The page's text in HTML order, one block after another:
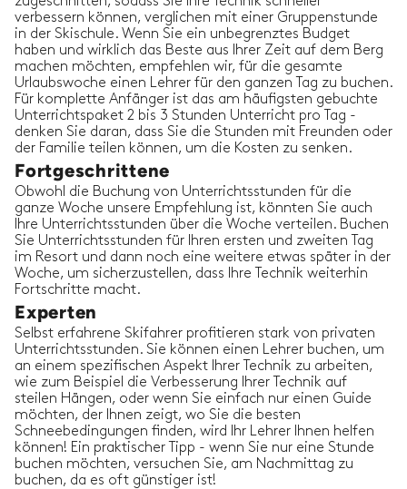
verbessern können, verglichen mit einer Gruppenstunde
in der Skischule. Wenn Sie ein unbegrenztes Budget
haben und wirklich das Beste aus Ihrer Zeit auf dem Berg
machen möchten, empfehlen wir, für die gesamte
Urlaubswoche einen Lehrer für den ganzen Tag zu buchen.
Für komplette Anfänger ist das am häufigsten gebuchte
Unterrichtspaket 2 bis 3 Stunden Unterricht pro Tag -
denken Sie daran, dass Sie die Stunden mit Freunden oder
der Familie teilen können, um die Kosten zu senken.
Fortgeschrittene
Obwohl die Buchung von Unterrichtsstunden für die
ganze Woche unsere Empfehlung ist, könnten Sie auch
Ihre Unterrichtsstunden über die Woche verteilen. Buchen
Sie Unterrichtsstunden für Ihren ersten und zweiten Tag
im Resort und dann noch eine weitere etwas später in der
Woche, um sicherzustellen, dass Ihre Technik weiterhin
Fortschritte macht.
Experten
Selbst erfahrene Skifahrer profitieren stark von privaten
Unterrichtsstunden. Sie können einen Lehrer buchen, um
an einem spezifischen Aspekt Ihrer Technik zu arbeiten,
wie zum Beispiel die Verbesserung Ihrer Technik auf
steilen Hängen, oder wenn Sie einfach nur einen Guide
möchten, der Ihnen zeigt, wo Sie die besten
Schneebedingungen finden, wird Ihr Lehrer Ihnen helfen
können! Ein praktischer Tipp - wenn Sie nur eine Stunde
buchen möchten, versuchen Sie, am Nachmittag zu
buchen, da es oft günstiger ist!